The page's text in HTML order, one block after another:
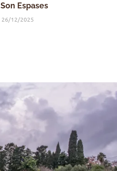
Son Espases
26/12/2025